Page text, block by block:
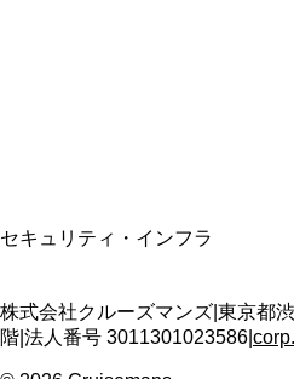
セキュリティ・インフラ
株式会社クルーズマンズ 東京都
階 法人番号 3011301023586